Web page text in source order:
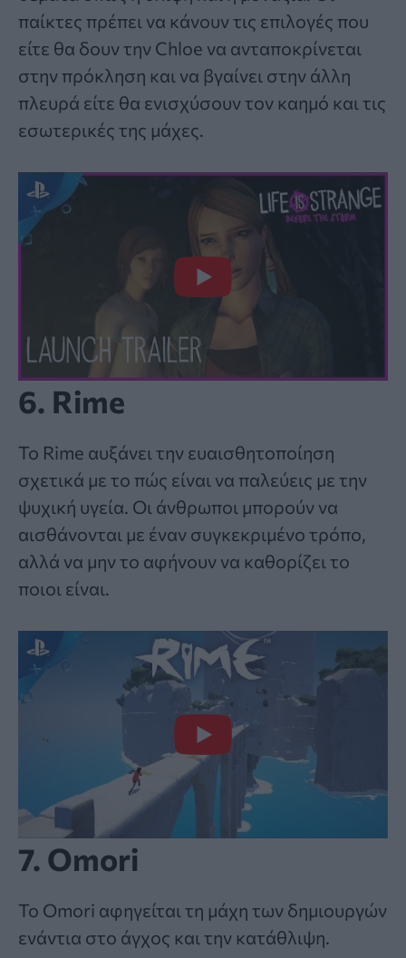
παίκτες πρέπει να κάνουν τις επιλογές που
είτε θα δουν την Chloe να ανταποκρίνεται
στην πρόκληση και να βγαίνει στην άλλη
πλευρά είτε θα ενισχύσουν τον καημό και τις
εσωτερικές της μάχες.
6. Rime
Το Rime αυξάνει την ευαισθητοποίηση
σχετικά με το πώς είναι να παλεύεις με την
ψυχική υγεία. Οι άνθρωποι μπορούν να
αισθάνονται με έναν συγκεκριμένο τρόπο,
αλλά να μην το αφήνουν να καθορίζει το
ποιοι είναι.
7. Omori
Το Omori αφηγείται τη μάχη των δημιουργών
ενάντια στο άγχος και την κατάθλιψη.